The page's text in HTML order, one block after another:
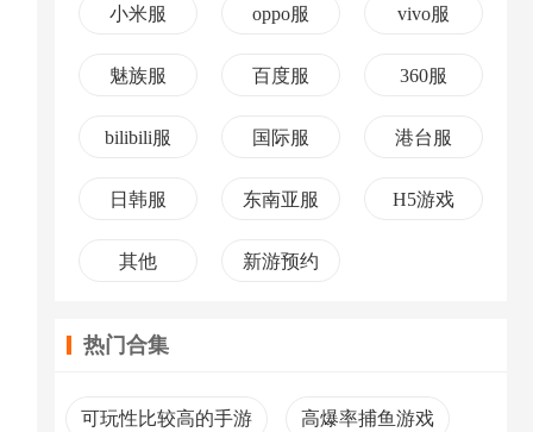
小米服 oppo服 vivo服
魅族服 百度服 360服
bilibili服 国际服 港台服
日韩服 东南亚服 H5游戏
其他 新游预约
热门合集
可玩性比较高的手游 高爆率捕鱼游戏